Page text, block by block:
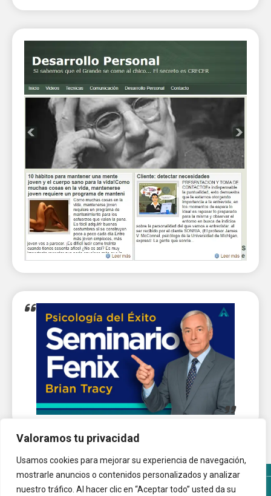
Valoramos tu privacidad
Usamos cookies para mejorar su experiencia de navegación,
mostrarle anuncios o contenidos personalizados y analizar
nuestro tráfico. Al hacer clic en “Aceptar todo” usted da su